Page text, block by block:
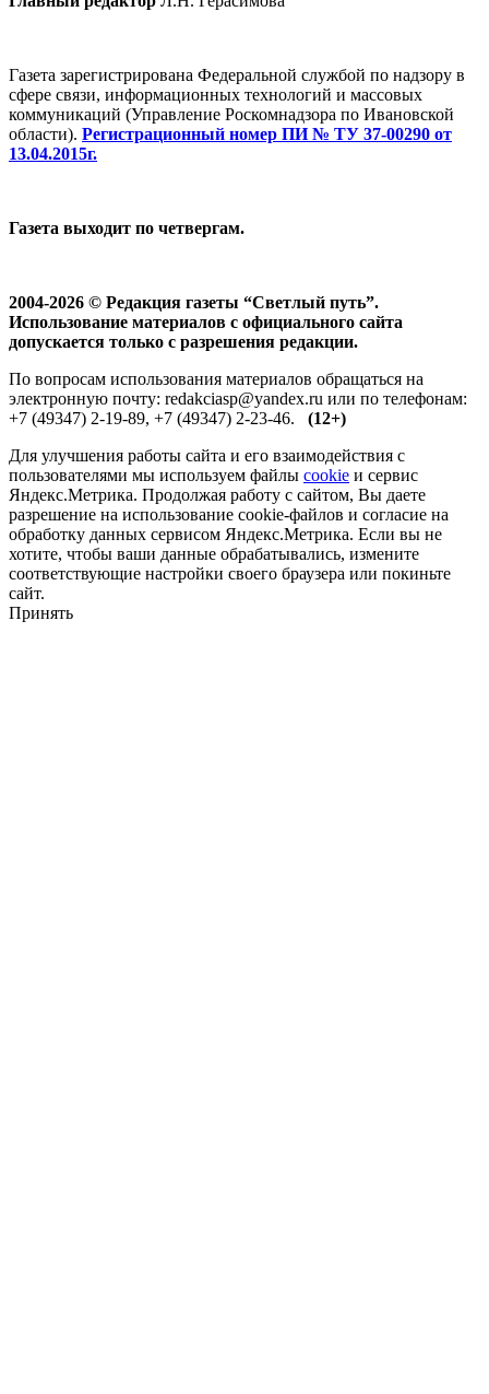
Газета зарегистрирована Федеральной службой по надзору в
сфере связи, информационных технологий и массовых
коммуникаций (Управление Роскомнадзора по Ивановской
области). Регистрационный номер ПИ № ТУ 37-00290 от
13.04.2015г.
Газета выходит по четвергам.
2004-2026 © Редакция газеты “Светлый путь”.
Использование материалов с официального сайта
допускается только с разрешения редакции.
По вопросам использования материалов обращаться на
электронную почту: redakciasp@yandex.ru или по телефонам:
+7 (49347) 2-19-89, +7 (49347) 2-23-46. (12+)
Для улучшения работы сайта и его взаимодействия с
пользователями мы используем файлы cookie и сервис
Яндекс.Метрика. Продолжая работу с сайтом, Вы даете
разрешение на использование cookie-файлов и согласие на
обработку данных сервисом Яндекс.Метрика. Если вы не
хотите, чтобы ваши данные обрабатывались, измените
соответствующие настройки своего браузера или покиньте
сайт.
Принять